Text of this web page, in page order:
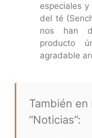
especiales
del té
nos han
producto
agradable
También
“Noticias”: